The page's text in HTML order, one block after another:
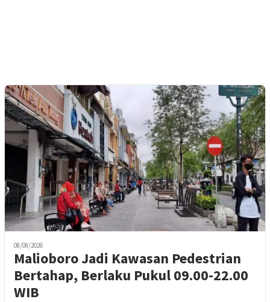
08/08/2026
Malioboro Jadi Kawasan Pedestrian
Bertahap, Berlaku Pukul 09.00-22.00
WIB